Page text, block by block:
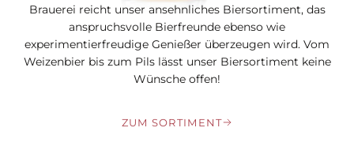
Brauerei reicht unser ansehnliches Biersortiment, das
anspruchsvolle Bierfreunde ebenso wie
experimentierfreudige Genießer überzeugen wird. Vom
Weizenbier bis zum Pils lässt unser Biersortiment keine
Wünsche offen!
ZUM SORTIMENT